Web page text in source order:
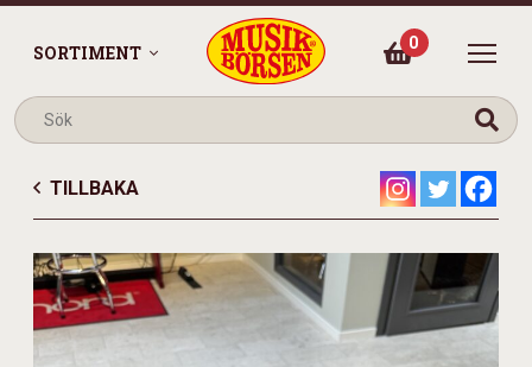
SORTIMENT 0
TILLBAKA